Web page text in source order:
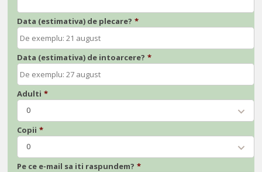
Data (estimativa) de plecare? *
Data (estimativa) de intoarcere? *
Adulti *
0
Copii *
0
Pe ce e-mail sa iti raspundem? *